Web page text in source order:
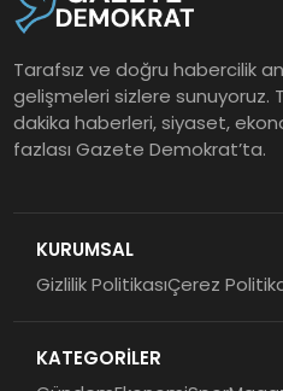
Tarafsız ve doğru habercilik
gelişmeleri sizlere sunuyoruz.
dakika haberleri, siyaset,
fazlası Gazete Demokrat’ta.
KURUMSAL
Gizlilik PolitikasıÇerez
KATEGORİLER